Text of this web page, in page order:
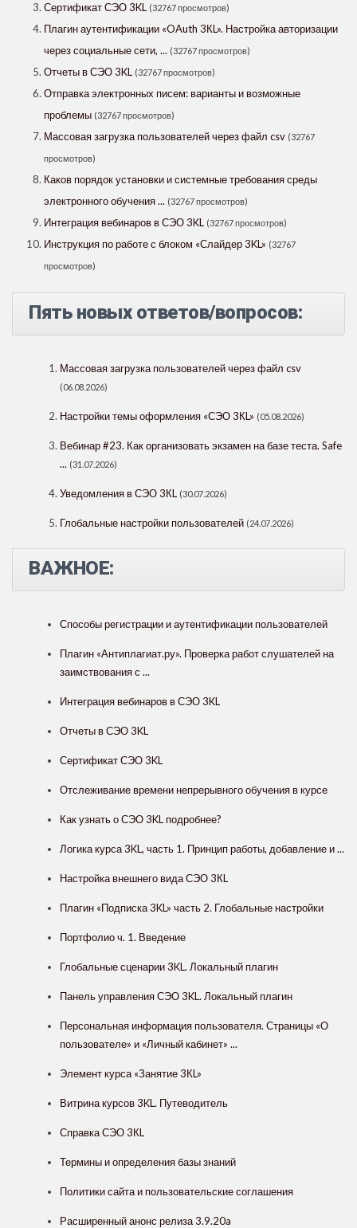
Сертификат СЭО 3KL (32767 просмотров)
Плагин аутентификации «OAuth 3КL». Настройка авторизации
через социальные сети, ... (32767 просмотров)
Отчеты в СЭО 3KL (32767 просмотров)
Отправка электронных писем: варианты и возможные
проблемы (32767 просмотров)
Массовая загрузка пользователей через файл csv (32767
просмотров)
Каков порядок установки и системные требования среды
электронного обучения ... (32767 просмотров)
Интеграция вебинаров в СЭО 3KL (32767 просмотров)
Инструкция по работе с блоком «Слайдер 3KL» (32767
просмотров)
Пять новых ответов/вопросов:
Массовая загрузка пользователей через файл csv
(06.08.2026)
Настройки темы оформления «СЭО 3КL» (05.08.2026)
Вебинар #23. Как организовать экзамен на базе теста. Safe
... (31.07.2026)
Уведомления в СЭО 3КL (30.07.2026)
Глобальные настройки пользователей (24.07.2026)
ВАЖНОЕ:
Способы регистрации и аутентификации пользователей
Плагин «Антиплагиат.ру». Проверка работ слушателей на
заимствования с ...
Интеграция вебинаров в СЭО 3KL
Отчеты в СЭО 3KL
Сертификат СЭО 3KL
Отслеживание времени непрерывного обучения в курсе
Как узнать о СЭО 3KL подробнее?
Логика курса 3KL, часть 1. Принцип работы, добавление и ...
Настройка внешнего вида СЭО 3КL
Плагин «Подписка 3KL» часть 2. Глобальные настройки
Портфолио ч. 1. Введение
Глобальные сценарии 3KL. Локальный плагин
Панель управления СЭО 3KL. Локальный плагин
Персональная информация пользователя. Страницы «О
пользователе» и «Личный кабинет» ...
Элемент курса «Занятие 3КL»
Витрина курсов 3KL. Путеводитель
Справка СЭО 3КL
Термины и определения базы знаний
Политики сайта и пользовательские соглашения
Расширенный анонс релиза 3.9.20a